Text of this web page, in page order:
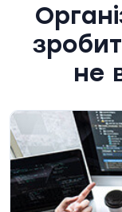
не